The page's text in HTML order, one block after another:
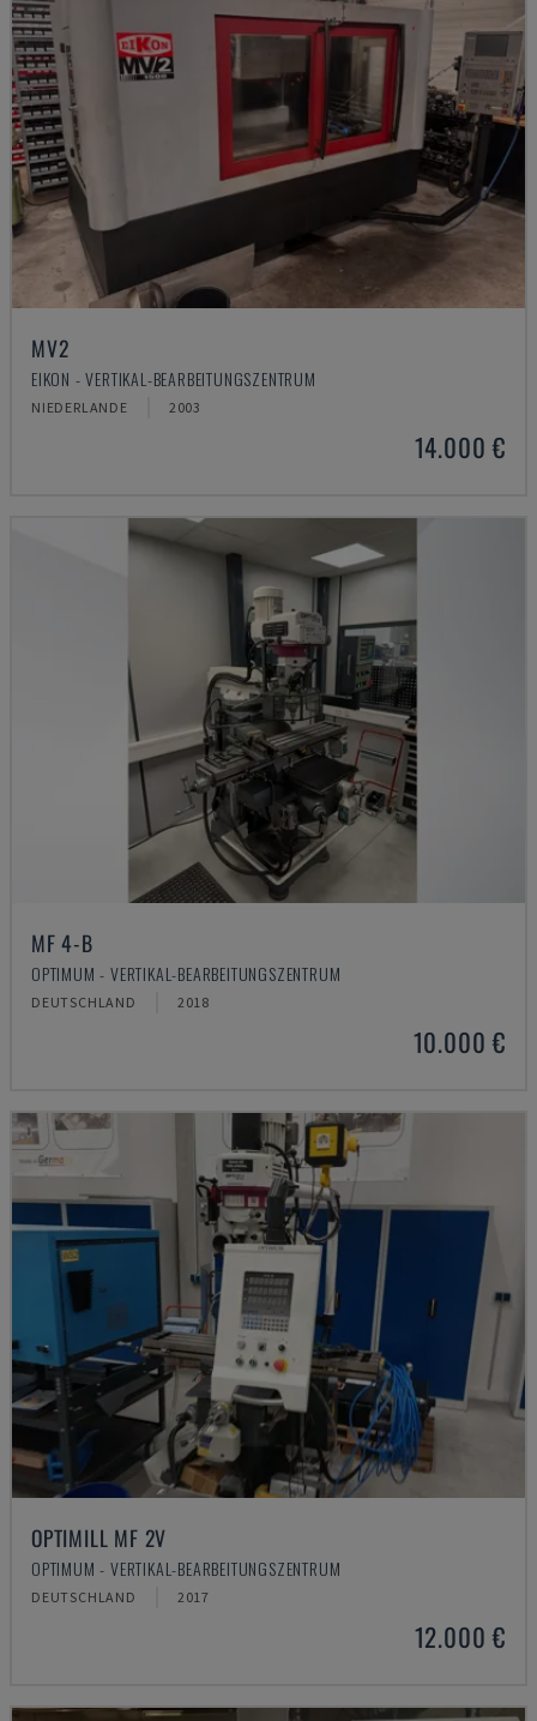
MV2
EIKON - VERTIKAL-BEARBEITUNGSZENTRUM
NIEDERLANDE 2003
14.000 €
MF 4-B
OPTIMUM - VERTIKAL-BEARBEITUNGSZENTRUM
DEUTSCHLAND 2018
10.000 €
OPTIMILL MF 2V
OPTIMUM - VERTIKAL-BEARBEITUNGSZENTRUM
DEUTSCHLAND 2017
12.000 €